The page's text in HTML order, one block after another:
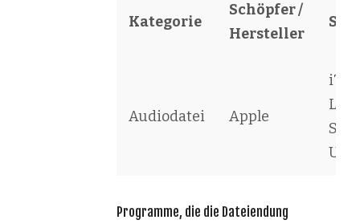
Kategorie
Schöpfer /
Hersteller
Audiodatei Apple
Live
URL
Programme, die die Dateiendung